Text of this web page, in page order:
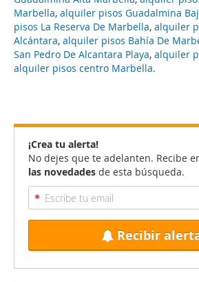
Marbella, alquiler pisos Guadalmina
pisos La Reserva De Marbella, alquiler
Alcántara, alquiler pisos Bahía De
San Pedro De Alcantara Playa, alquiler
alquiler pisos centro Marbella.
¡Crea tu alerta!
No dejes que te adelanten. Recibe
las novedades de esta búsqueda.
Recibir